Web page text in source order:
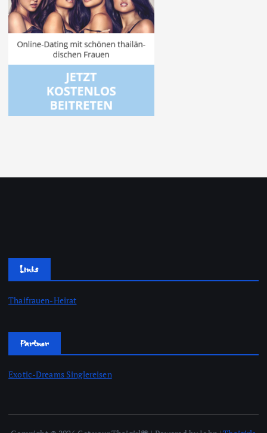
Links
Thaifrauen-Heirat
Partner
Exotic-Dreams Singlereisen